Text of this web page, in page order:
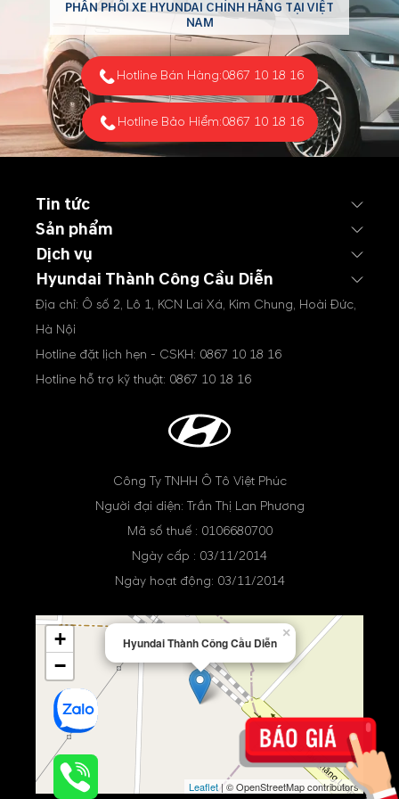
sóc khách hàng. Nhằm
nâng cao trải nghiệm khách
hàng và tối ưu hóa quá trình
hỗ trợ, Hyundai Cầu...
PHÂN PHỐI XE HYUNDAI CHÍNH HÃNG TẠI VIỆT
NAM
Hotline Bán Hàng:0867 10 18 16
Hotline Bảo Hiểm:0867 10 18 16
Tin tức
Sản phẩm
Dịch vụ
Hyundai Thành Công Cầu Diễn
Địa chỉ: Ô số 2, Lô 1, KCN Lai Xá, Kim Chung, Hoài Đức,
Hà Nội
Hotline đặt lịch hẹn - CSKH: 0867 10 18 16
Hotline hỗ trợ kỹ thuật: 0867 10 18 16
Công Ty TNHH Ô Tô Việt Phúc
Người đại diện: Trần Thị Lan Phương
Mã số thuế : 0106680700
Ngày cấp : 03/11/2014
Ngày hoạt động: 03/11/2014
Hyundai Thành Công Cầu Diễn
×
+
−
Leaflet | © OpenStreetMap contributors